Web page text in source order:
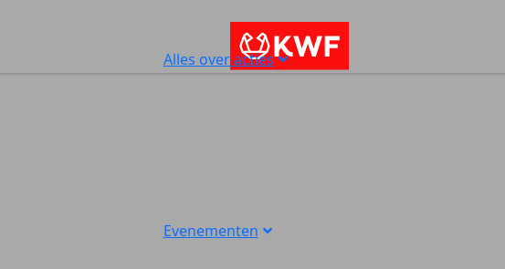
Alles over acties
Evenementen